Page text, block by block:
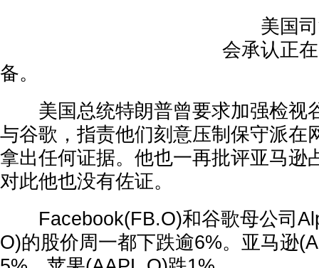
美国司
会承认正
备。
美国总统特朗普曾要求加强检视
与谷歌，指责他们刻意压制保守派在
拿出任何证据。他也一再批评亚马逊
对此他也没有佐证。
Facebook(FB.O)和谷歌母公司
O)的股价周一都下跌逾6%。亚马逊